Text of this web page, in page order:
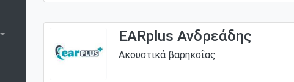
EARplus Ανδρεάδης
Ακουστικά βαρηκοΐας